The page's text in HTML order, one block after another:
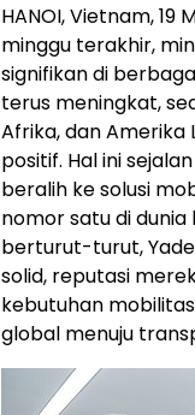
HANOI, Vietnam,
minggu terakhir,
signifikan di
terus meningkat,
Afrika, dan
positif. Hal ini
beralih ke solusi
nomor satu di
berturut-turut,
solid, reputasi
kebutuhan
global menuju